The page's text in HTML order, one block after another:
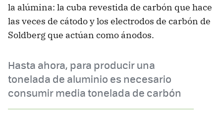
la alúmina: la cuba revestida de carbón que hace
las veces de cátodo y los electrodos de carbón de
Soldberg que actúan como ánodos.
Hasta ahora, para producir una
tonelada de aluminio es necesario
consumir media tonelada de carbón